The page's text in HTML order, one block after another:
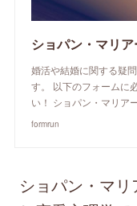
ショパン・マリ
婚活や結婚に関する疑
す。 以下のフォームに
い！ ショパン・マリア
formrun
ショパン・マ